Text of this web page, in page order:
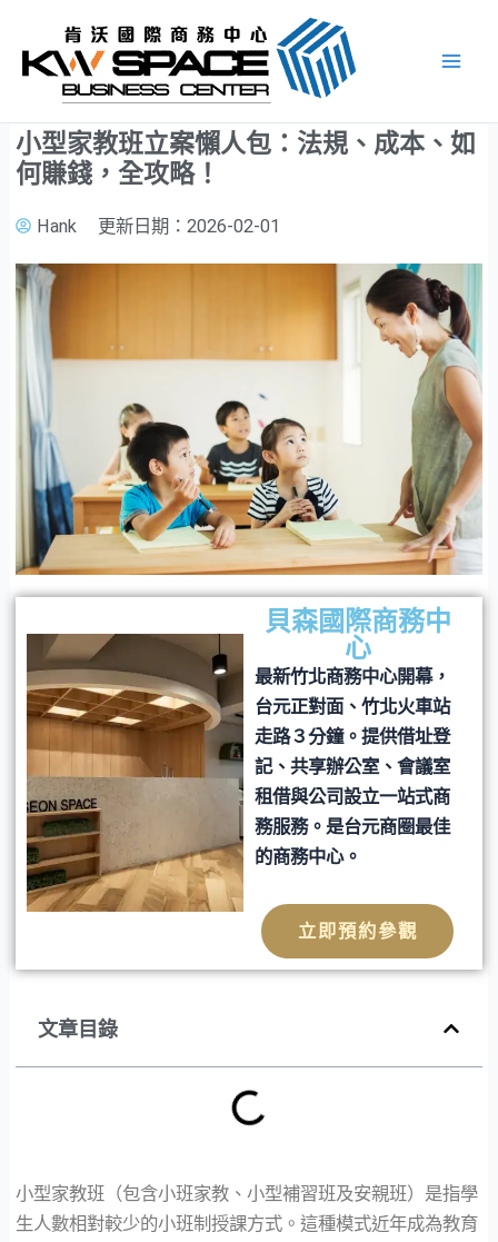
小型家教班立案懶人包：法規、成本、如
何賺錢，全攻略！
Hank 更新日期： 2026-02-01
貝森國際商務中
心
最新竹北商務中心開幕，
台元正對面、竹北火車站
走路３分鐘。提供借址登
記、共享辦公室、會議室
租借與公司設立一站式商
務服務。是台元商圈最佳
的商務中心。
立即預約參觀
文章目錄
小型家教班（包含小班家教、小型補習班及安親班）是指學
生人數相對較少的小班制授課方式。這種模式近年成為教育